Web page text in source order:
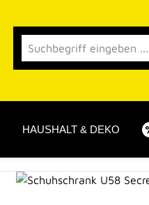
HAUSHALT & DEKO